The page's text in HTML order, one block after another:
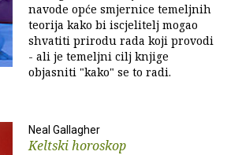
navode opće smjernice temeljnih
teorija kako bi iscjelitelj mogao
shvatiti prirodu rada koji provodi
- ali je temeljni cilj knjige
objasniti "kako" se to radi.
Neal Gallagher
Keltski horoskop